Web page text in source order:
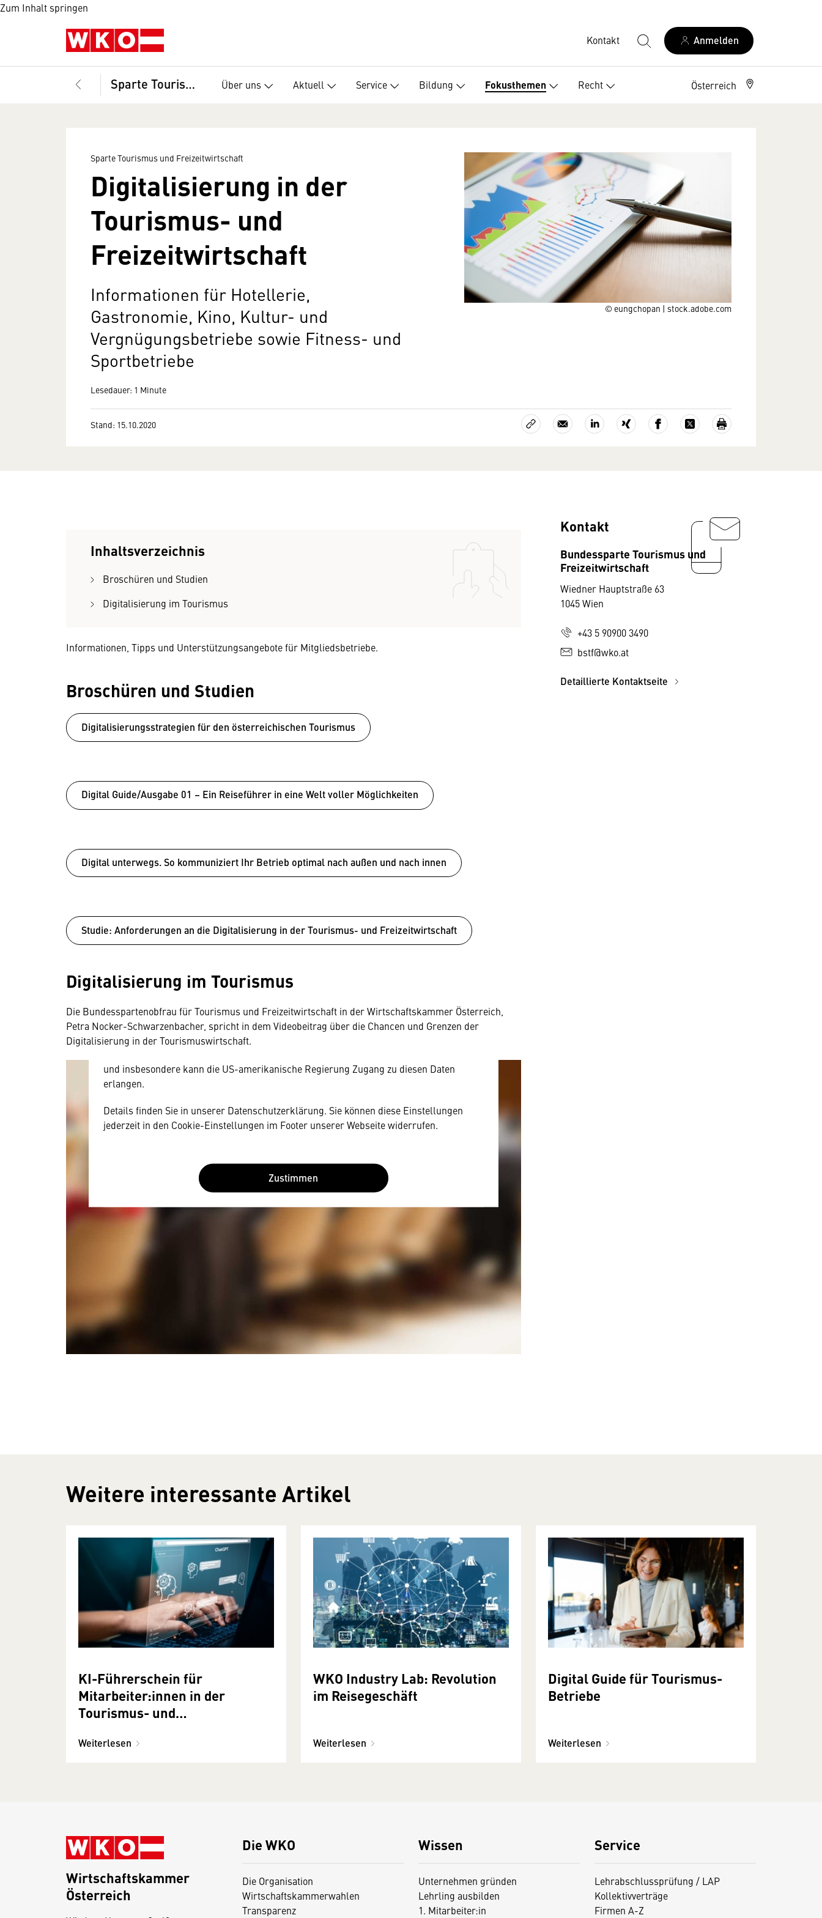
Zum Inhalt springen
Kontakt Anmelden
Sparte Tourismus und Freizeitwirtschaft Über uns Aktuell Service Bildung Fokusthemen Recht Österreich
© eungchopan | stock.adobe.com
Sparte Tourismus und Freizeitwirtschaft
Digitalisierung in der
Tourismus- und
Freizeitwirtschaft
Informationen für Hotellerie,
Gastronomie, Kino, Kultur- und
Vergnügungsbetriebe sowie Fitness- und
Sportbetriebe
Lesedauer: 1 Minute
Stand: 15.10.2020
Inhaltsverzeichnis
Broschüren und Studien
Digitalisierung im Tourismus
Informationen, Tipps und Unterstützungsangebote für Mitgliedsbetriebe.
Broschüren und Studien
Digitalisierungsstrategien für den österreichischen Tourismus
Digital Guide/Ausgabe 01 – Ein Reiseführer in eine Welt voller Möglichkeiten
Digital unterwegs. So kommuniziert Ihr Betrieb optimal nach außen und nach innen
Studie: Anforderungen an die Digitalisierung in der Tourismus- und Freizeitwirtschaft
Digitalisierung im Tourismus
Die Bundesspartenobfrau für Tourismus und Freizeitwirtschaft in der Wirtschaftskammer Österreich,
Petra Nocker-Schwarzenbacher, spricht in dem Videobeitrag über die Chancen und Grenzen der
Digitalisierung in der Tourismuswirtschaft.
Wir benötigen Ihre Zustimmung
Hier würden wir Ihnen gerne einen externen Inhalt anzeigen. Dafür benötigen wir
allerdings Ihre Zustimmung, da Ihr Browser personenbezogene technische Daten zu
Geräten und Nutzerverhalten mitunter mit US-amerikanischen Anbietern austauscht.
und insbesondere kann die US-amerikanische Regierung Zugang zu diesen Daten
erlangen.
Details finden Sie in unserer Datenschutzerklärung. Sie können diese Einstellungen
jederzeit in den Cookie-Einstellungen im Footer unserer Webseite widerrufen.
Zustimmen
Kontakt
Bundessparte Tourismus und
Freizeitwirtschaft
Wiedner Hauptstraße 63
1045 Wien
+43 5 90900 3490
bstf@wko.at
Detaillierte Kontaktseite
Weitere interessante Artikel
KI-Führerschein für
Mitarbeiter:innen in der
Tourismus- und
Weiterlesen
WKO Industry Lab: Revolution
im Reisegeschäft
Weiterlesen
Digital Guide für Tourismus-
Betriebe
Weiterlesen
Die WKO
Die Organisation
Wirtschaftskammerwahlen
Transparenz
Wissen
Unternehmen gründen
Lehrling ausbilden
1. Mitarbeiter:in
Service
Lehrabschlussprüfung / LAP
Kollektivverträge
Firmen A-Z
Wirtschaftskammer
Österreich